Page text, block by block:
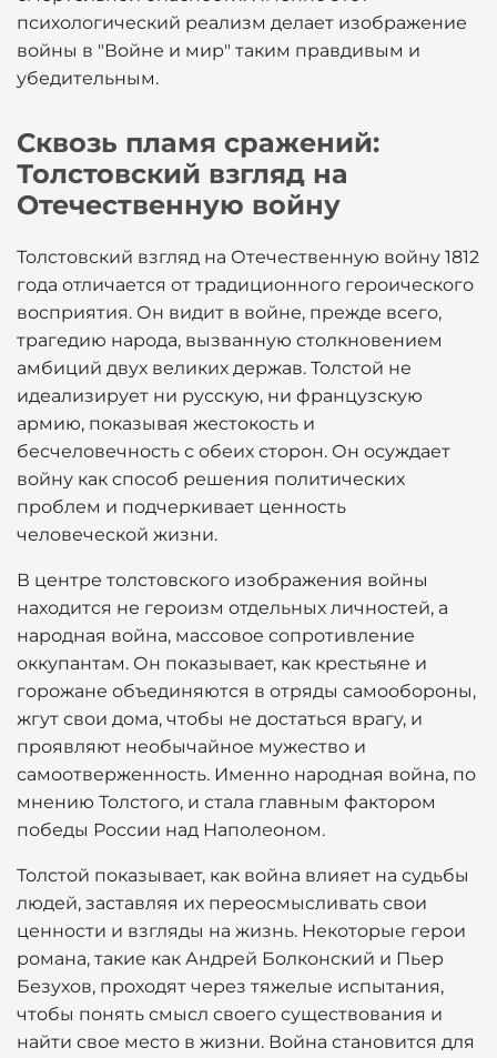
психологический реализм делает изображение
войны в "Войне и мир" таким правдивым и
убедительным.
Сквозь пламя сражений:
Толстовский взгляд на
Отечественную войну
Толстовский взгляд на Отечественную войну 1812
года отличается от традиционного героического
восприятия. Он видит в войне, прежде всего,
трагедию народа, вызванную столкновением
амбиций двух великих держав. Толстой не
идеализирует ни русскую, ни французскую
армию, показывая жестокость и
бесчеловечность с обеих сторон. Он осуждает
войну как способ решения политических
проблем и подчеркивает ценность
человеческой жизни.
В центре толстовского изображения войны
находится не героизм отдельных личностей, а
народная война, массовое сопротивление
оккупантам. Он показывает, как крестьяне и
горожане объединяются в отряды самообороны,
жгут свои дома, чтобы не достаться врагу, и
проявляют необычайное мужество и
самоотверженность. Именно народная война, по
мнению Толстого, и стала главным фактором
победы России над Наполеоном.
Толстой показывает, как война влияет на судьбы
людей, заставляя их переосмысливать свои
ценности и взгляды на жизнь. Некоторые герои
романа, такие как Андрей Болконский и Пьер
Безухов, проходят через тяжелые испытания,
чтобы понять смысл своего существования и
найти свое место в жизни. Война становится для